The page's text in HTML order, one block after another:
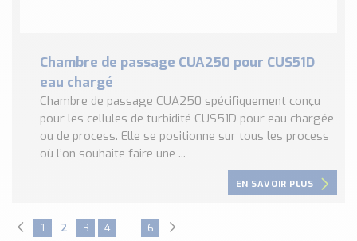
Chambre de passage CUA250 pour CUS51D
eau chargé
Chambre de passage CUA250 spécifiquement conçu
pour les cellules de turbidité CUS51D pour eau chargée
ou de process. Elle se positionne sur tous les process
où l’on souhaite faire une ...
EN SAVOIR PLUS
1 2 3 4 … 6